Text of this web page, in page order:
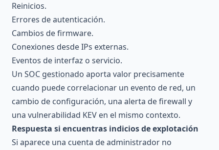
Reinicios.
Errores de autenticación.
Cambios de firmware.
Conexiones desde IPs externas.
Eventos de interfaz o servicio.
Un SOC gestionado aporta valor precisamente
cuando puede correlacionar un evento de red, un
cambio de configuración, una alerta de firewall y
una vulnerabilidad KEV en el mismo contexto.
Respuesta si encuentras indicios de explotación
Si aparece una cuenta de administrador no